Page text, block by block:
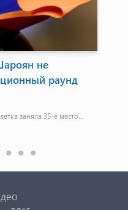
не
раунд
заняла 35-е место...